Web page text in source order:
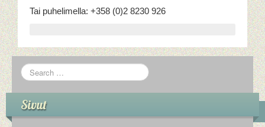
Tai puhelimella: +358 (0)2 8230 926
Sivut